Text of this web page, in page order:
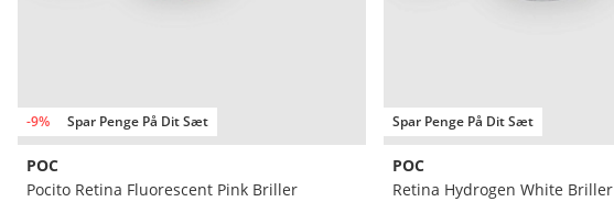
-9% Spar Penge På Dit Sæt
POC
Pocito Retina Fluorescent Pink Briller
Spar Penge På Dit Sæt
POC
Retina Hydrogen White Briller